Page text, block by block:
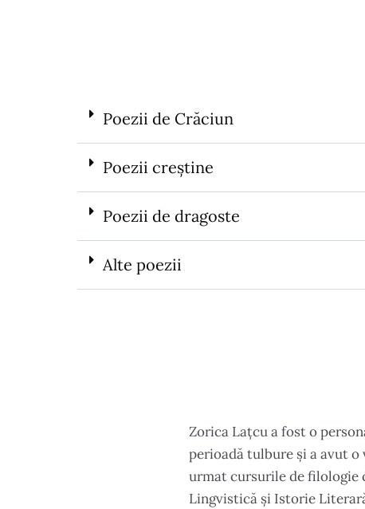
Poezii de Crăciun
Poezii creștine
Poezii de dragoste
Alte poezii
Zorica Lațcu a fost o
perioadă tulbure și a avut
urmat cursurile de filologie
Lingvistică și Istorie